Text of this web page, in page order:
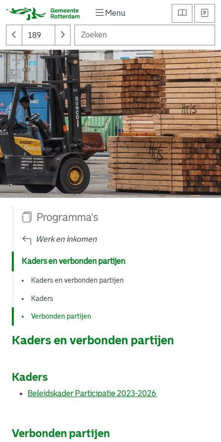
Menu
Programma's
Werk en inkomen
Kaders en verbonden partijen
Kaders en verbonden partijen
Kaders
Verbonden partijen
Kaders en verbonden partijen
Kaders
Beleidskader Participatie 2023-2026
Verbonden partijen